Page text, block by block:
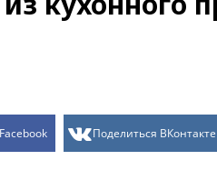
Поделиться ВКонтакте